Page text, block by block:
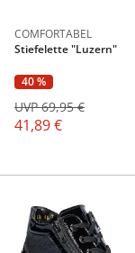
COMFORTABEL
Stiefelette "Luzern"
40 %
41,89 €
UVP 69,95 €